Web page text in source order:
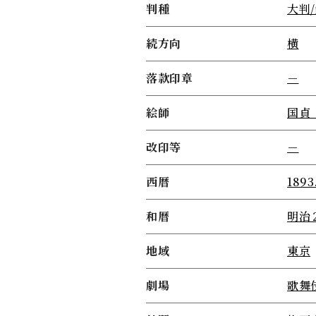
判種 大判
続方向 横
落款印章 －
絵師 国貞
改印等 －
西暦
和暦 明治
地域 東京
劇場 歌舞